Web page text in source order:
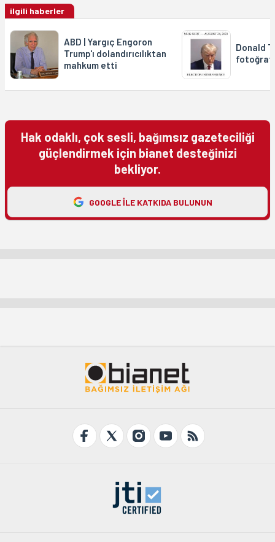
ilgili haberler
ABD | Yargıç Engoron
Trump'ı dolandırıcılıktan
mahkum etti
Donald
Hak odaklı, çok sesli, bağımsız gazeteciliği
güçlendirmek için bianet desteğinizi
bekliyor.
GOOGLE ILE KATKIDA BULUNUN